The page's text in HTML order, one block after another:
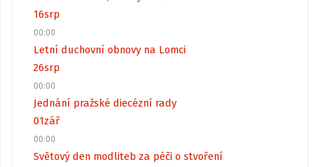
16srp
00:00
Letní duchovní obnovy na Lomci
26srp
00:00
Jednání pražské diecézní rady
01zář
00:00
Světový den modliteb za péči o stvoření